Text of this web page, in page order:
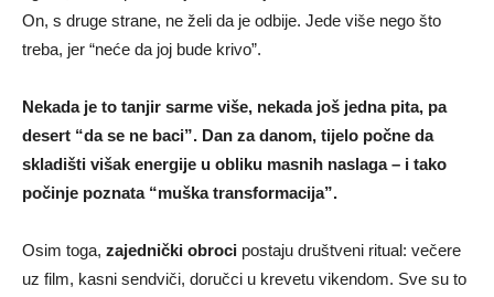
On, s druge strane, ne želi da je odbije. Jede više nego što
treba, jer “neće da joj bude krivo”.
Nekada je to tanjir sarme više, nekada još jedna pita, pa
desert “da se ne baci”. Dan za danom, tijelo počne da
skladišti višak energije u obliku masnih naslaga – i tako
počinje poznata “muška transformacija”.
Osim toga, zajednički obroci postaju društveni ritual: večere
uz film, kasni sendviči, doručci u krevetu vikendom. Sve su to